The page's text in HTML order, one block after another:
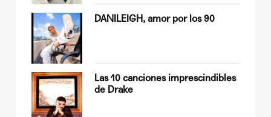
DANILEIGH, amor por los 90
Las 10 canciones imprescindibles
de Drake